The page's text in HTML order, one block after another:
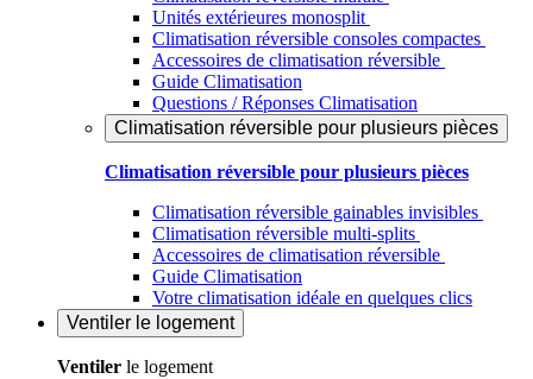
Unités extérieures monosplit
Climatisation réversible consoles compactes
Accessoires de climatisation réversible
Guide Climatisation
Questions / Réponses Climatisation
Climatisation réversible pour plusieurs pièces
Climatisation réversible pour plusieurs pièces
Climatisation réversible gainables invisibles
Climatisation réversible multi-splits
Accessoires de climatisation réversible
Guide Climatisation
Votre climatisation idéale en quelques clics
Ventiler le logement
Ventiler le logement